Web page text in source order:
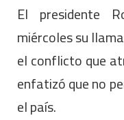
El presidente
miércoles su
el conflicto que
enfatizó que no
el país.